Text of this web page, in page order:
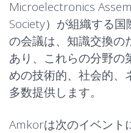
Microelectronics
Society）が組織する
の会議は、知識交換の
あり、これらの分野の
めの技術的、社会的、
多数提供します。
Amkorは次のイベント